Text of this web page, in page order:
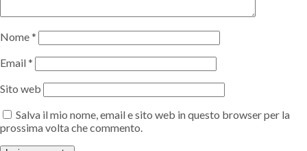
Nome*
Email*
Sito web
Salva il mio nome, email e sito web in questo browser per la
prossima volta che commento.